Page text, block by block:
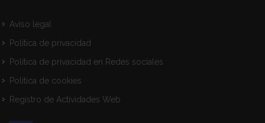
Aviso legal
Política de privacidad
Política de privacidad en Redes sociales
Política de cookies
Registro de Actividades Web